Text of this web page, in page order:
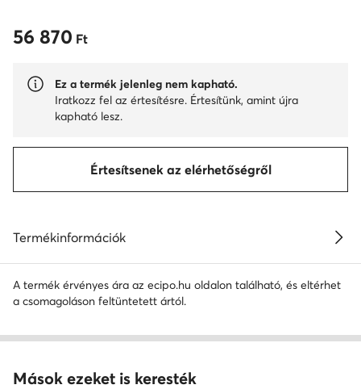
56 870 Ft
56 870 Ft
Ez a termék jelenleg nem kapható.
Iratkozz fel az értesítésre. Értesítünk, amint újra
kapható lesz.
Értesítsenek az elérhetőségről
Termékinformációk
A termék érvényes ára az ecipo.hu oldalon található, és eltérhet
a csomagoláson feltüntetett ártól.
Mások ezeket is keresték